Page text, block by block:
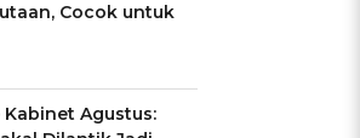
Cocok untuk
Agustus: